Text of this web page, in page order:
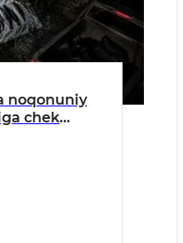
noqonuniy
chek